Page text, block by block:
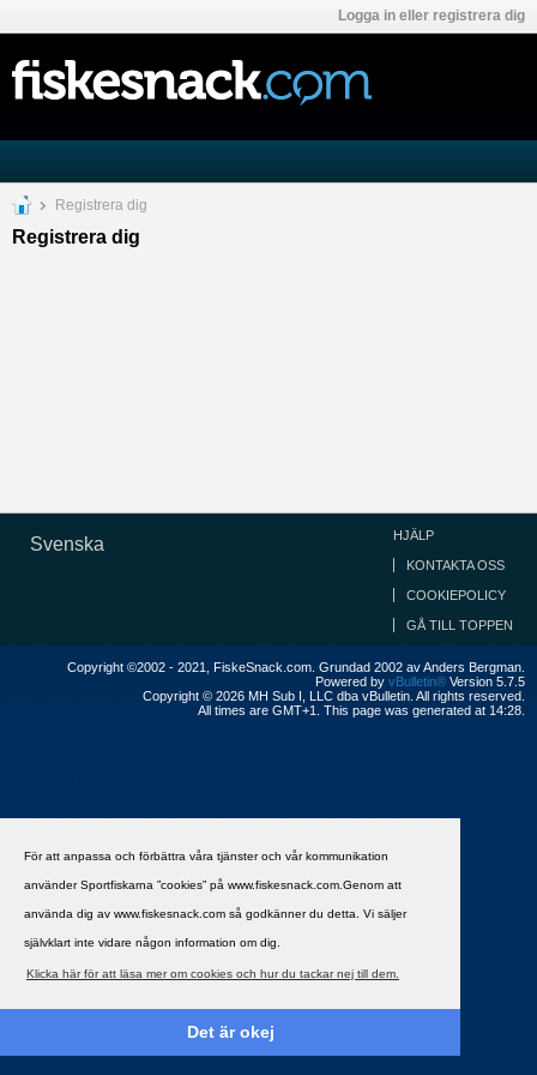
För att anpassa och förbättra våra tjänster och vår kommunikation
använder Sportfiskarna ”cookies” på www.fiskesnack.com.Genom att
använda dig av www.fiskesnack.com så godkänner du detta. Vi säljer
självklart inte vidare någon information om dig.
Klicka här för att läsa mer om cookies och hur du tackar nej till dem.
Det är okej
Logga in eller registrera dig
Registrera dig
Registrera dig
Svenska HJÄLP
KONTAKTA OSS
COOKIEPOLICY
GÅ TILL TOPPEN
Copyright ©2002 - 2021, FiskeSnack.com. Grundad 2002 av Anders Bergman.
Powered by vBulletin® Version 5.7.5
Copyright © 2026 MH Sub I, LLC dba vBulletin. All rights reserved.
All times are GMT+1. This page was generated at 14:28.